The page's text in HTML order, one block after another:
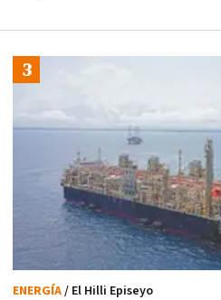
ENERGÍA/ El Hilli Episeyo